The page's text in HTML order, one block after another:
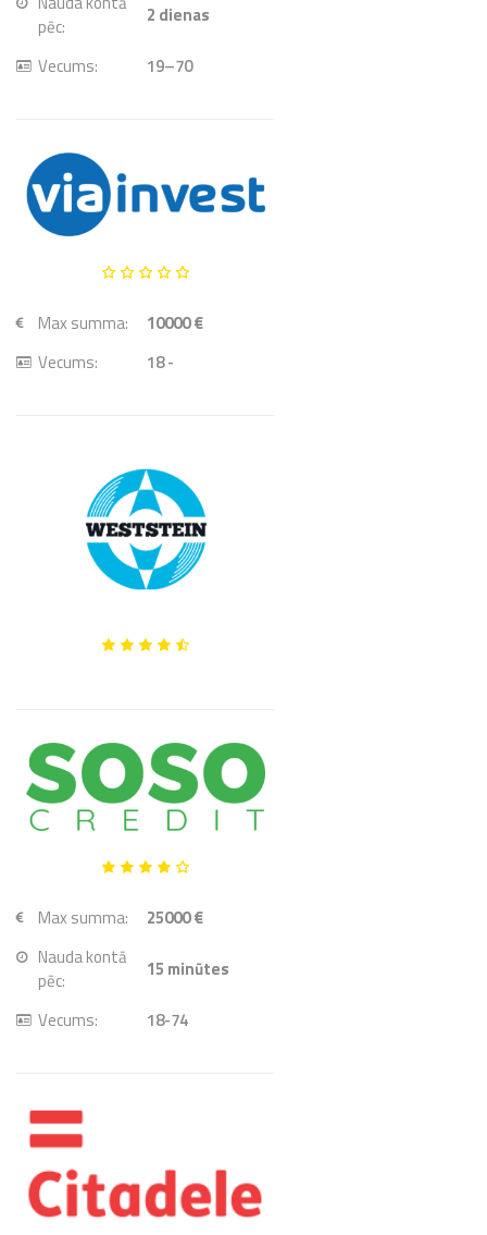
pēc:
2 dienas
Vecums: 19–70
Max summa:
10000 €
Vecums:
18 -
Max summa:
25000 €
Nauda kontā
pēc:
15 minūtes
Vecums: 18-74